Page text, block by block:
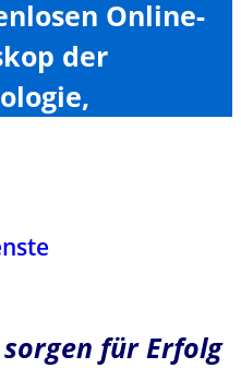
Online-
der
für Erfolg